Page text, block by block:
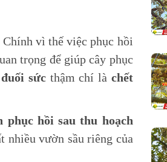
vì thế việc phục hồi
trọng để giúp cây phục
đuối sứcthậm chí là chết
phục hồi sau thu hoạch
nhiều vườn sầu riêng của